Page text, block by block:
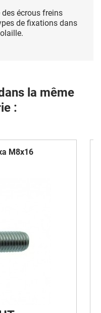
écrous freins
de fixations dans
la même
:
M8x16